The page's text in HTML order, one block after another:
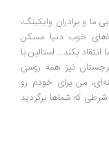
وایکینگ،
دنیا مسکن
استالین با
نیز همه روسی
برای خودم رو
شماها برگردید